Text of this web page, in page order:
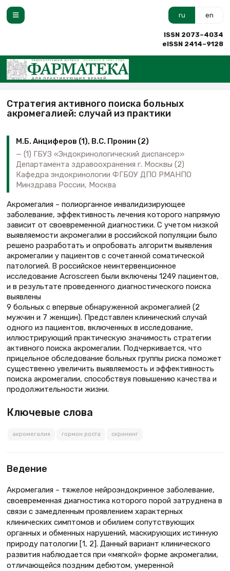
ru en
ISSN 2073–4034
eISSN 2414–9128
Стратегия активного поиска больных
акромегалией: случай из практики
М.Б. Анциферов (1), В.С. Пронин (2)
(1) ГБУЗ «Эндокринологический диспансер»
Департамента здравоохранения г. Москвы (2)
Кафедра эндокринологии ФГБОУ ДПО РМАНПО
Минздрава России, Москва
Акромегалия – полиорганное инвалидизирующее
заболевание, эффективность лечения которого напрямую
зависит от своевременной диагностики. С учетом низкой
выявляемости акромегалии в российской популяции было
решено разработать и опробовать алгоритм выявления
акромегалии у пациентов с сочетанной соматической
патологией. В российское неинтервенционное
исследование Acroscreen были включены 1249 пациентов,
и в результате проведенного диагностического поиска
выявлены
9 больных с впервые обнаруженной акромегалией (2
мужчин и 7 женщин). Представлен клинический случай
одного из пациентов, включенных в исследование,
иллюстрирующий практическую значимость стратегии
активного поиска акромегалии. Подчеркивается, что
прицельное обследование больных группы риска поможет
существенно увеличить выявляемость и эффективность
поиска акромегалии, способствуя повышению качества и
продолжительности жизни.
Ключевые слова
акромегалия гормон роста скрининг
Ведение
Акромегалия – тяжелое нейроэндокринное заболевание,
своевременная диагностика которого порой затруднена в
связи с замедленным проявлением характерных
клинических симптомов и обилием сопутствующих
органных и обменных нарушений, маскирующих истинную
природу патологии [1, 2]. Данный вариант клинического
развития наблюдается при «мягкой» форме акромегалии,
отличающейся поздним дебютом, умеренной